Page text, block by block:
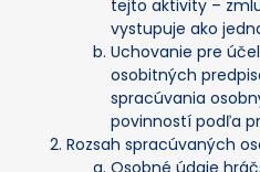
tejto aktivity –
vystupuje ako
Uchovanie pre
osobitných
spracúvania
povinností podľa
Rozsah spracúvaných
Osobné údaje